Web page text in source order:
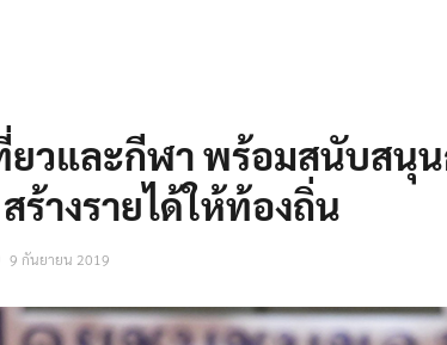
ยวและกีฬา พร้อมสนับสนุน
ร้างรายได้ให้ท้องถิ่น
9 กันยายน 2019